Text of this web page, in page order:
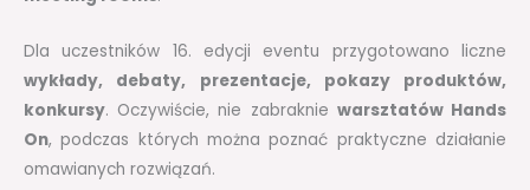
Dla uczestników 16. edycji eventu przygotowano liczne
wykłady, debaty, prezentacje, pokazy produktów,
konkursy. Oczywiście, nie zabraknie warsztatów Hands
On, podczas których można poznać praktyczne działanie
omawianych rozwiązań.